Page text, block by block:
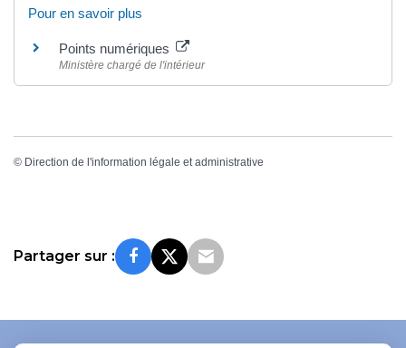
Pour en savoir plus
Points numériques
Ministère chargé de l'intérieur
© Direction de l'information légale et administrative
Partager sur :